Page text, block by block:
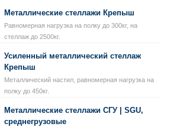
Металлические стеллажи Крепыш
Равномерная нагрузка на полку до 300кг, на
стеллаж до 2500кг.
Усиленный металлический стеллаж
Крепыш
Металлический настил, равномерная нагрузка на
полку до 450кг.
Металлические стеллажи СГУ | SGU,
среднегрузовые